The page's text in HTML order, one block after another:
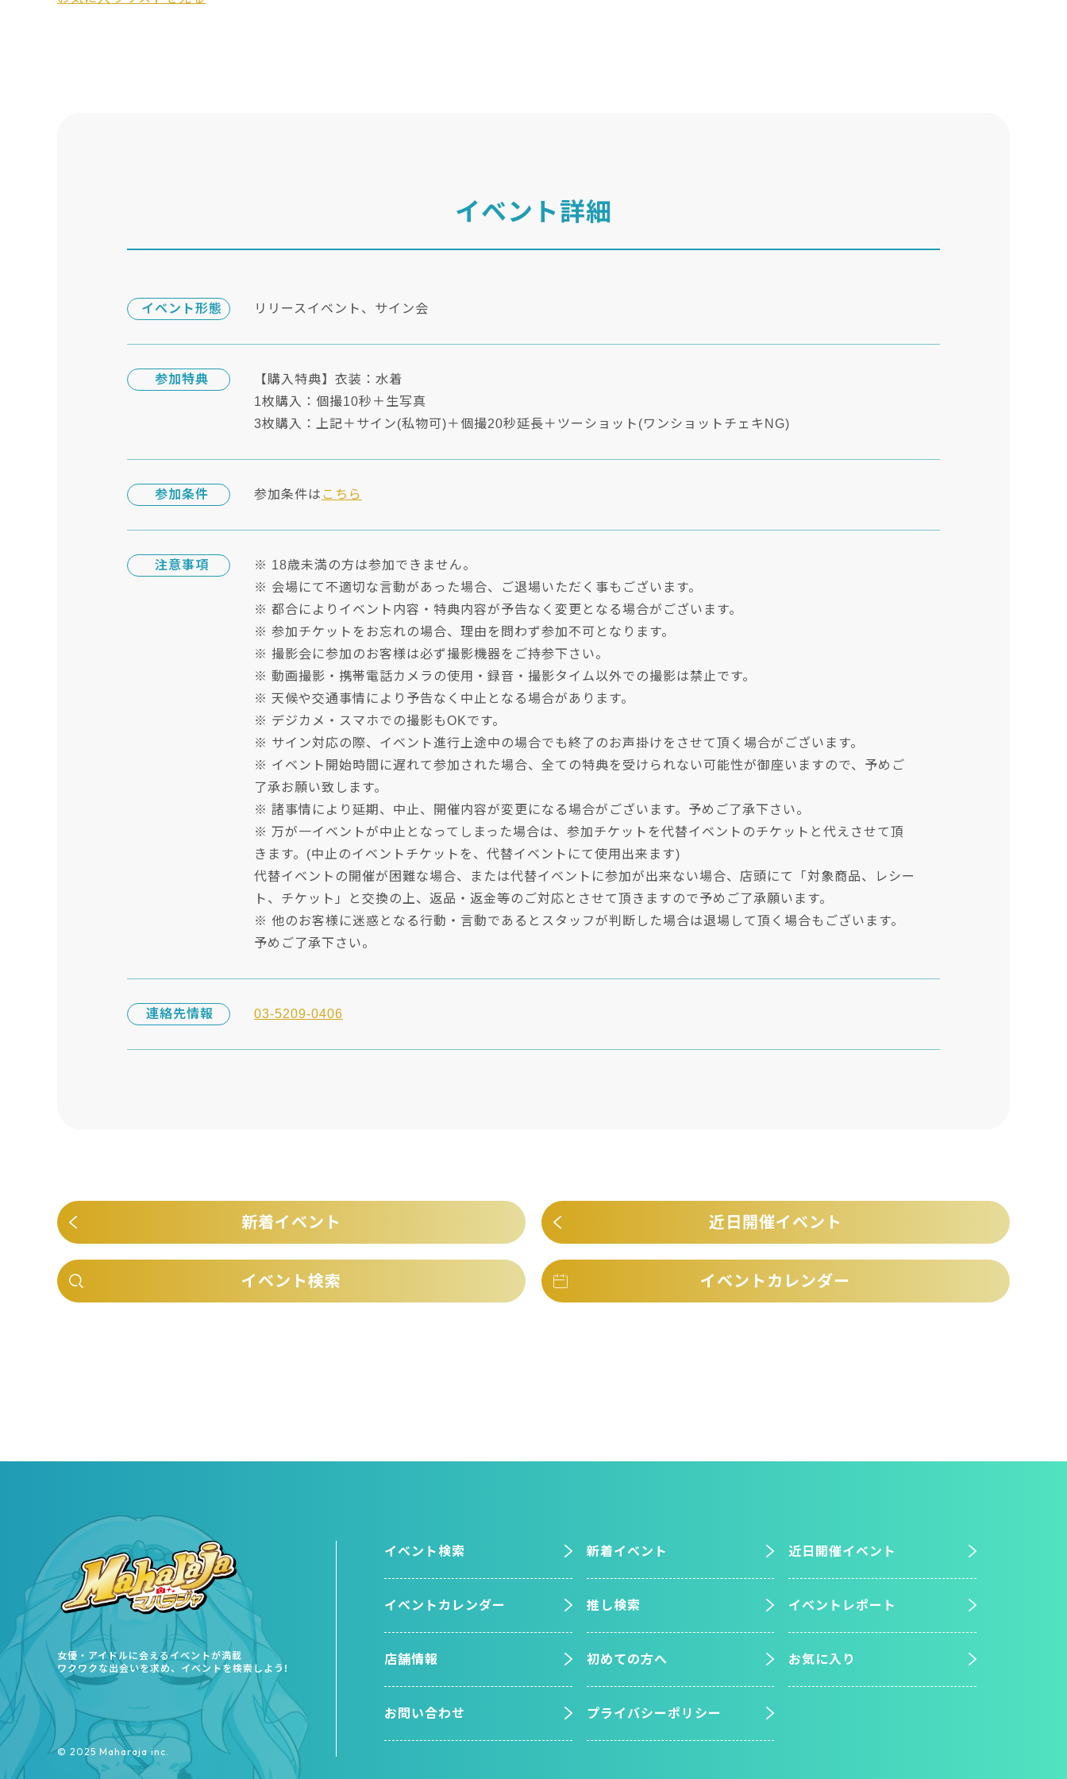
イベント詳細
イベント形態 リリースイベント、サイン会
参加特典
【購入特典】衣装：水着
1枚購入：個撮10秒＋生写真
3枚購入：上記＋サイン(私物可)＋個撮20秒延長＋ツーショット(ワンショットチェキNG)
参加条件 参加条件は こちら
注意事項
※ 18歳未満の方は参加できません。
※ 会場にて不適切な言動があった場合、ご退場いただく事もございます。
※ 都合によりイベント内容・特典内容が予告なく変更となる場合がございます。
※ 参加チケットをお忘れの場合、理由を問わず参加不可となります。
※ 撮影会に参加のお客様は必ず撮影機器をご持参下さい。
※ 動画撮影・携帯電話カメラの使用・録音・撮影タイム以外での撮影は禁止です。
※ 天候や交通事情により予告なく中止となる場合があります。
※ デジカメ・スマホでの撮影もOKです。
※ サイン対応の際、イベント進行上途中の場合でも終了のお声掛けをさせて頂く場合がございます。
※ イベント開始時間に遅れて参加された場合、全ての特典を受けられない可能性が御座いますので、予めご
了承お願い致します。
※ 諸事情により延期、中止、開催内容が変更になる場合がございます。予めご了承下さい。
※ 万が一イベントが中止となってしまった場合は、参加チケットを代替イベントのチケットと代えさせて頂
きます。(中止のイベントチケットを、代替イベントにて使用出来ます)
代替イベントの開催が困難な場合、または代替イベントに参加が出来ない場合、店頭にて「対象商品、レシー
ト、チケット」と交換の上、返品・返金等のご対応とさせて頂きますので予めご了承願います。
※ 他のお客様に迷惑となる行動・言動であるとスタッフが判断した場合は退場して頂く場合もございます。
予めご了承下さい。
連絡先情報 03-5209-0406
新着イベント 近日開催イベント
イベント検索 イベントカレンダー
女優・アイドルに会えるイベントが満載
ワクワクな出会いを求め、イベントを検索しよう!
©︎ 2025 Maharaja inc.
イベント検索 新着イベント 近日開催イベント
イベントカレンダー 推し検索 イベントレポート
店舗情報 初めての方へ お気に入り
お問い合わせ プライバシーポリシー